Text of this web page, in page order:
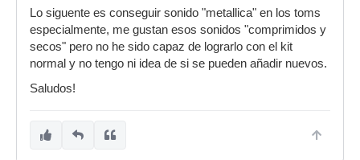
Lo siguente es conseguir sonido "metallica" en los toms
especialmente, me gustan esos sonidos "comprimidos y
secos" pero no he sido capaz de lograrlo con el kit
normal y no tengo ni idea de si se pueden añadir nuevos.
Saludos!